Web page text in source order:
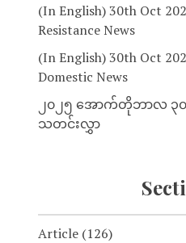
(In English) 30th Oct
Resistance News
(In English) 30th Oct
Domestic News
၂၀၂၅ အောက်တိုဘာလ ၃
သတင်းလွှာ
Article (126)